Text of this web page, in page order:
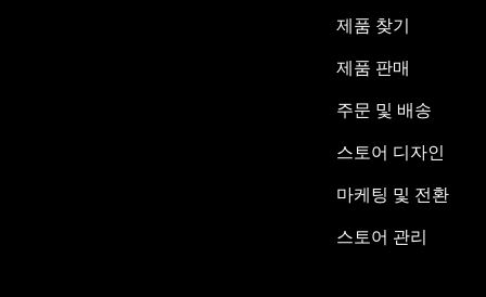
제품 찾기
제품 판매
주문 및 배송
스토어 디자인
마케팅 및 전환
스토어 관리